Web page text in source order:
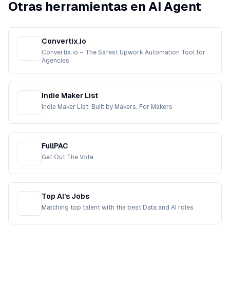
Otras herramientas en AI Agent
Convertix.io
Convertix.io – The Safest Upwork Automation Tool for
Agencies
Indie Maker List
Indie Maker List: Built by Makers, For Makers
FullPAC
Get Out The Vote
Top AI’s Jobs
Matching top talent with the best Data and AI roles